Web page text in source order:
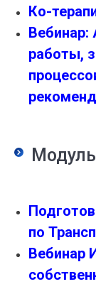
Ко-
Вебинар:
работы,
по
Вебинар